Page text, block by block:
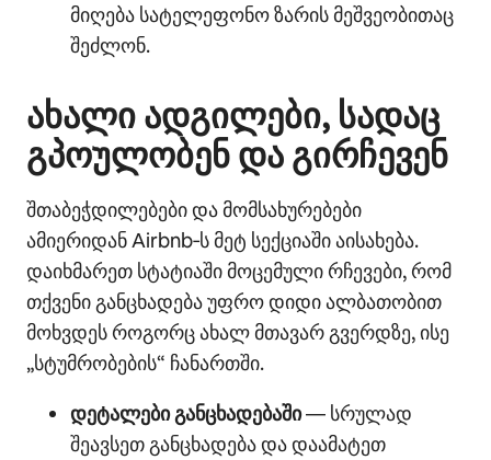
მიღება სატელეფონო ზარის მეშვეობითაც
შეძლონ.
ახალი ადგილები, სადაც
გპოულობენ და გირჩევენ
შთაბეჭდილებები და მომსახურებები
ამიერიდან Airbnb‑ს მეტ სექციაში აისახება.
დაიხმარეთ სტატიაში მოცემული რჩევები, რომ
თქვენი განცხადება უფრო დიდი ალბათობით
მოხვდეს როგორც ახალ მთავარ გვერდზე, ისე
„სტუმრობების“ ჩანართში.
დეტალები განცხადებაში— სრულად
შეავსეთ განცხადება და დაამატეთ